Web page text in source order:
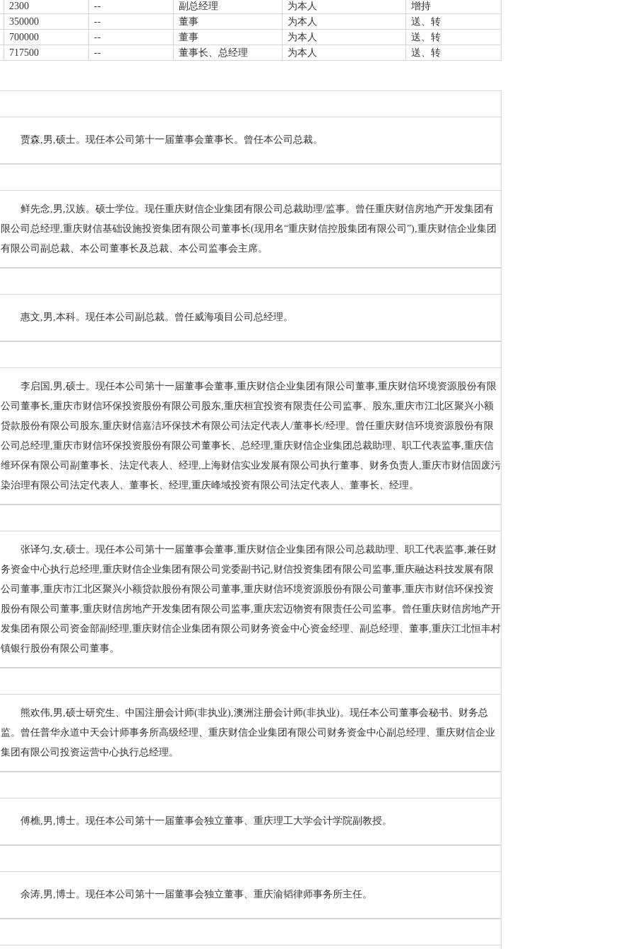
2300 -- 副总经理 为本人
增持
350000 -- 董事 为本人
送、转
700000 -- 董事 为本人
送、转
717500 -- 董事长、总经理 为本人 送、转
贾森,男,硕士。现任本公司第十一届董事会董事长。曾任本公司总裁。
鲜先念,男,汉族。硕士学位。现任重庆财信企业集团有限公司总裁助理/监事。曾任重庆财信房地产开发集团有
限公司总经理,重庆财信基础设施投资集团有限公司董事长(现用名“重庆财信控股集团有限公司”),重庆财信企业集团
有限公司副总裁、本公司董事长及总裁、本公司监事会主席。
惠文,男,本科。现任本公司副总裁。曾任威海项目公司总经理。
李启国,男,硕士。现任本公司第十一届董事会董事,重庆财信企业集团有限公司董事,重庆财信环境资源股份有限
公司董事长,重庆市财信环保投资股份有限公司股东,重庆桓宜投资有限责任公司监事、股东,重庆市江北区聚兴小额
贷款股份有限公司股东,重庆财信嘉洁环保技术有限公司法定代表人/董事长/经理。曾任重庆财信环境资源股份有限
公司总经理,重庆市财信环保投资股份有限公司董事长、总经理,重庆财信企业集团总裁助理、职工代表监事,重庆信
维环保有限公司副董事长、法定代表人、经理,上海财信实业发展有限公司执行董事、财务负责人,重庆市财信固废污
染治理有限公司法定代表人、董事长、经理,重庆峰域投资有限公司法定代表人、董事长、经理。
张译匀,女,硕士。现任本公司第十一届董事会董事,重庆财信企业集团有限公司总裁助理、职工代表监事,兼任财
务资金中心执行总经理,重庆财信企业集团有限公司党委副书记,财信投资集团有限公司监事,重庆融达科技发展有限
公司董事,重庆市江北区聚兴小额贷款股份有限公司董事,重庆财信环境资源股份有限公司董事,重庆市财信环保投资
股份有限公司董事,重庆财信房地产开发集团有限公司监事,重庆宏迈物资有限责任公司监事。曾任重庆财信房地产开
发集团有限公司资金部副经理,重庆财信企业集团有限公司财务资金中心资金经理、副总经理、董事,重庆江北恒丰村
镇银行股份有限公司董事。
熊欢伟,男,硕士研究生、中国注册会计师(非执业),澳洲注册会计师(非执业)。现任本公司董事会秘书、财务总
监。曾任普华永道中天会计师事务所高级经理、重庆财信企业集团有限公司财务资金中心副总经理、重庆财信企业
集团有限公司投资运营中心执行总经理。
傅樵,男,博士。现任本公司第十一届董事会独立董事、重庆理工大学会计学院副教授。
余涛,男,博士。现任本公司第十一届董事会独立董事、重庆渝韬律师事务所主任。